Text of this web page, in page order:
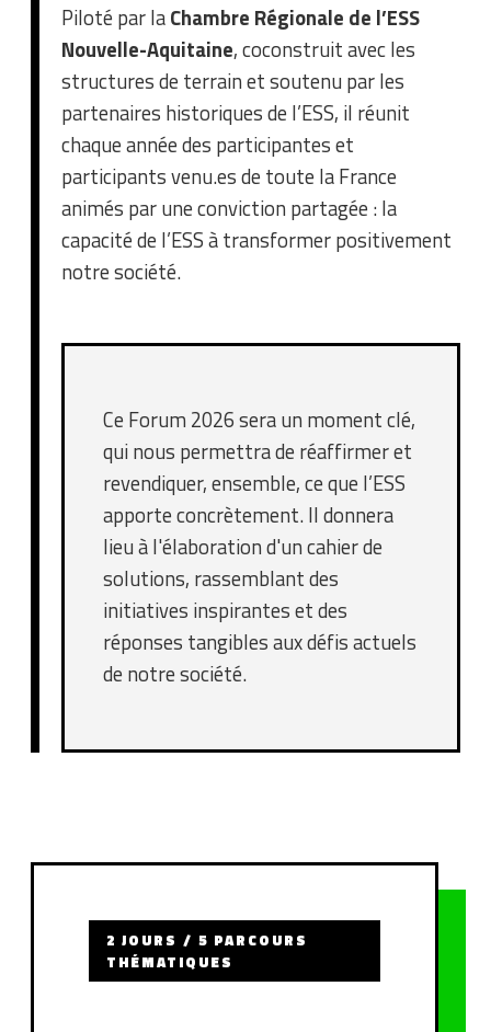
Piloté par laChambre Régionale de l’ESS
Nouvelle-Aquitaine, coconstruit avec les
structures de terrain et soutenu par les
partenaires historiques de l’ESS, il réunit
chaque année des participantes et
participants venu.es de toute la France
animés par une conviction partagée : la
capacité de l’ESS à transformer positivement
notre société.
Ce Forum 2026 sera un moment clé,
qui nous permettra de réaffirmer et
revendiquer, ensemble, ce que l’ESS
apporte concrètement. Il donnera
lieu à l'élaboration d'un cahier de
solutions, rassemblant des
initiatives inspirantes et des
réponses tangibles aux défis actuels
de notre société.
2 JOURS / 5 PARCOURS
THÉMATIQUES